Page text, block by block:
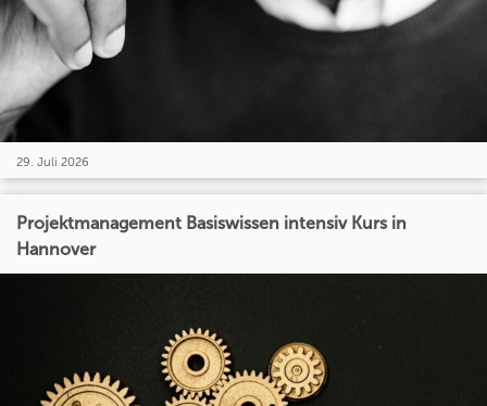
29. Juli 2026
Projektmanagement Basiswissen intensiv Kurs in
Hannover